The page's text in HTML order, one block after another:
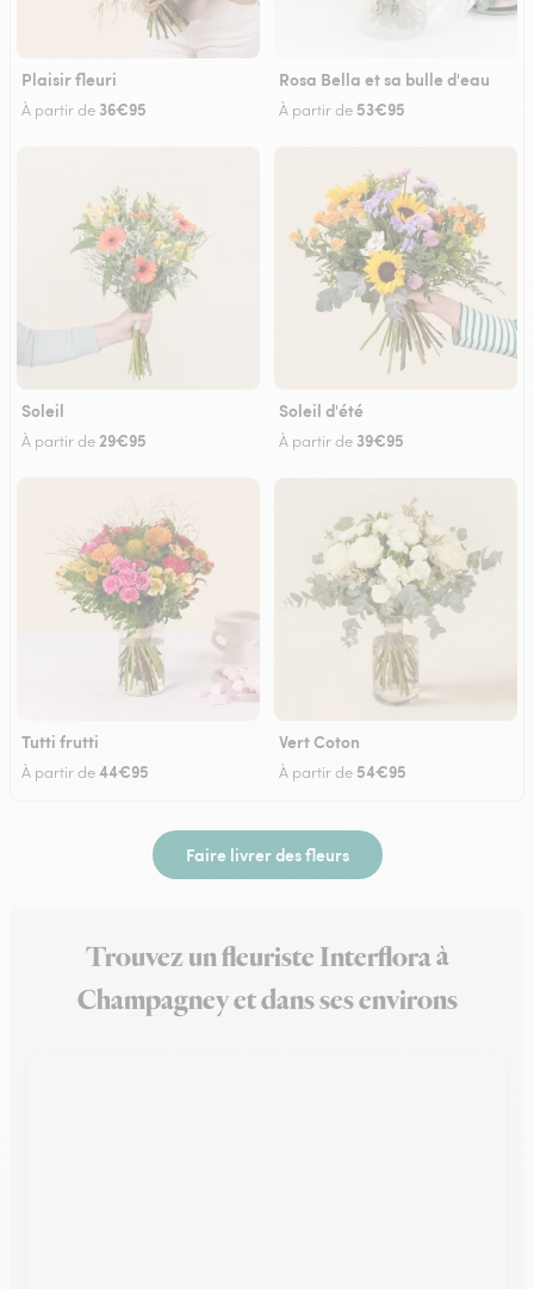
Plaisir fleuri
À partir de 36€95
Rosa Bella et sa bulle d'eau
À partir de 53€95
Soleil
À partir de29€95
Soleil d'été
À partir de 39€95
Tutti frutti
À partir de44€95
Vert Coton
À partir de 54€95
Faire livrer des fleurs
Trouvez un fleuriste Interflora à
Champagney et dans ses environs